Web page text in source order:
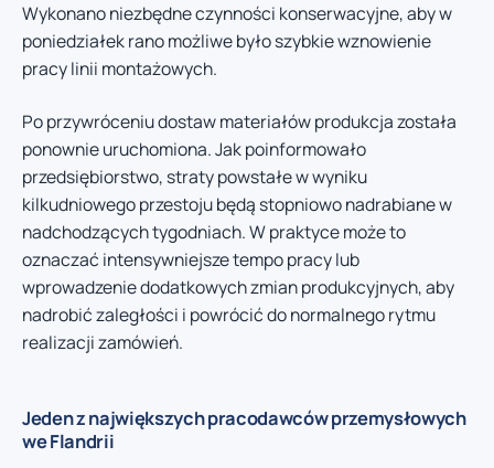
Wykonano niezbędne czynności konserwacyjne, aby w
poniedziałek rano możliwe było szybkie wznowienie
pracy linii montażowych.
Po przywróceniu dostaw materiałów produkcja została
ponownie uruchomiona. Jak poinformowało
przedsiębiorstwo, straty powstałe w wyniku
kilkudniowego przestoju będą stopniowo nadrabiane w
nadchodzących tygodniach. W praktyce może to
oznaczać intensywniejsze tempo pracy lub
wprowadzenie dodatkowych zmian produkcyjnych, aby
nadrobić zaległości i powrócić do normalnego rytmu
realizacji zamówień.
Jeden z największych pracodawców przemysłowych
we Flandrii